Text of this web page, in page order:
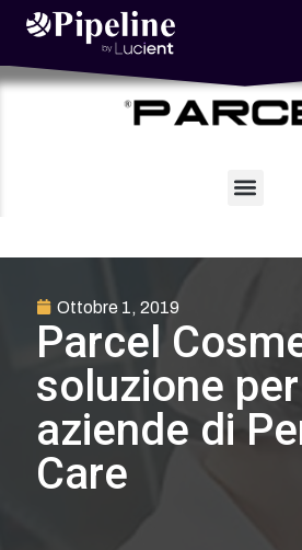
al
Ottobre 1, 2019
Parcel
soluzione per
aziende di
Care